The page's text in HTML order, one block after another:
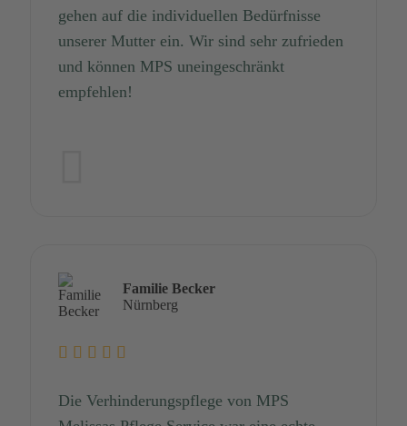
gehen auf die individuellen Bedürfnisse
unserer Mutter ein. Wir sind sehr zufrieden
und können MPS uneingeschränkt
empfehlen!
Familie Becker
Nürnberg
Die Verhinderungspflege von MPS